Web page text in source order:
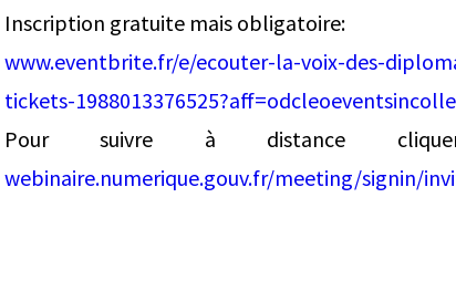
Inscription gratuite mais obligatoire:
www.eventbrite.fr/e/ecouter-la-voix-des-
tickets-
Pour suivre à distance
webinaire.numerique.gouv.fr/meeting/signin/